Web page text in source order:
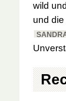
wild
und